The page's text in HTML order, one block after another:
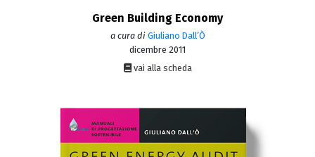
Green Building Economy
a cura di Giuliano Dall’Ò
dicembre 2011
vai alla scheda